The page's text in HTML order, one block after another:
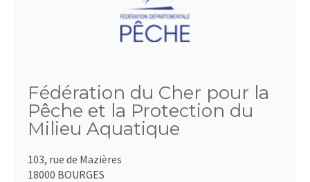
Fédération du Cher pour la
Pêche et la Protection du
Milieu Aquatique
103, rue de Mazières
18000 BOURGES